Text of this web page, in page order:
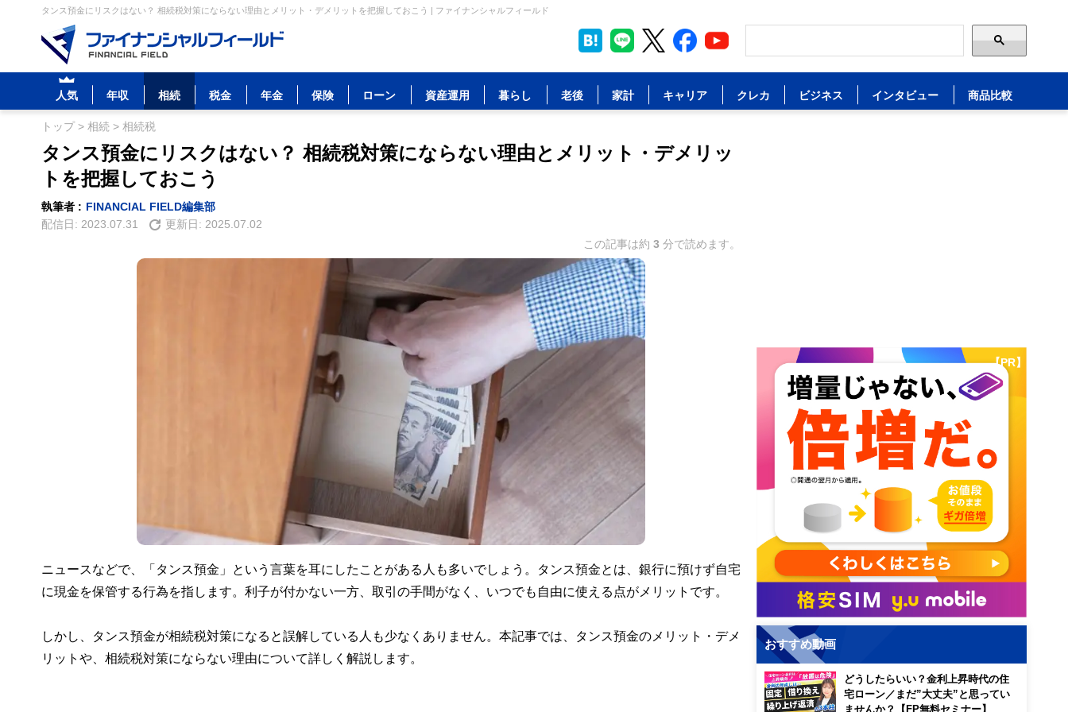
タンス預金にリスクはない？ 相続税対策にならない理由とメリット・デメリットを把握しておこう | ファイナンシャルフィールド
人気 年収 相続 税金 年金 保険 ローン 資産運用 暮らし 老後 家計 キャリア クレカ ビジネス インタビュー 商品比較
トップ> 相続 > 相続税
タンス預金にリスクはない？ 相続税対策にならない理由とメリット・デメリッ
トを把握しておこう
執筆者 : FINANCIAL FIELD編集部
配信日: 2023.07.31 更新日: 2025.07.02
この記事は約 3 分で読めます。
ニュースなどで、「タンス預金」という言葉を耳にしたことがある人も多いでしょう。タンス預金とは、銀行に預けず自宅
に現金を保管する行為を指します。利子が付かない一方、取引の手間がなく、いつでも自由に使える点がメリットです。
しかし、タンス預金が相続税対策になると誤解している人も少なくありません。本記事では、タンス預金のメリット・デメ
リットや、相続税対策にならない理由について詳しく解説します。
【PR】
おすすめ動画
どうしたらいい？金利上昇時代の住
宅ローン／まだ”大丈夫”と思ってい
ませんか？【FP無料セミナー】